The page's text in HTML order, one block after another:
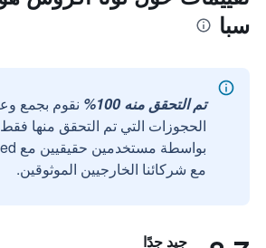
سبا
تم التحقق منه 100%
نقوم بجمع
الحجوزات التي تم التحقق منها فقط
مع شركائنا الخارجيين الموثوقين.
جيد جدًا